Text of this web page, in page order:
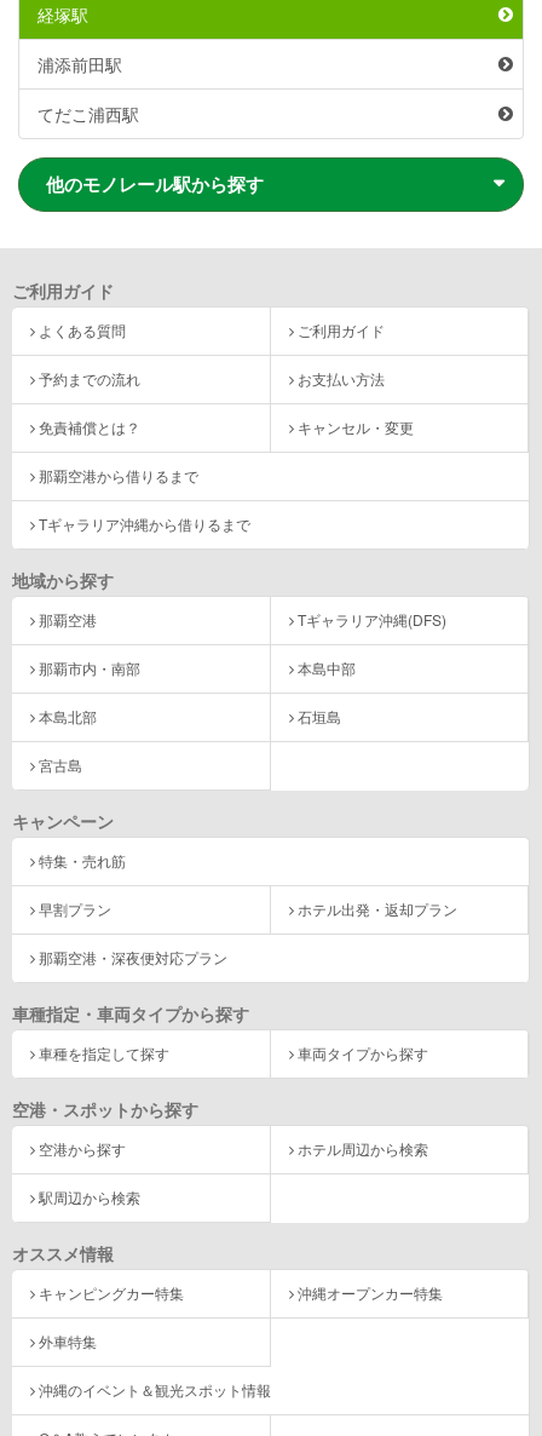
経塚駅
浦添前田駅
てだこ浦西駅
他のモノレール駅から探す
ご利用ガイド
よくある質問 ご利用ガイド
予約までの流れ お支払い方法
免責補償とは？ キャンセル・変更
那覇空港から借りるまで
Tギャラリア沖縄から借りるまで
地域から探す
那覇空港 Tギャラリア沖縄(DFS)
那覇市内・南部 本島中部
本島北部 石垣島
宮古島
キャンペーン
特集・売れ筋
早割プラン ホテル出発・返却プラン
那覇空港・深夜便対応プラン
車種指定・車両タイプから探す
車種を指定して探す 車両タイプから探す
空港・スポットから探す
空港から探す ホテル周辺から検索
駅周辺から検索
オススメ情報
キャンピングカー特集 沖縄オープンカー特集
外車特集
沖縄のイベント＆観光スポット情報